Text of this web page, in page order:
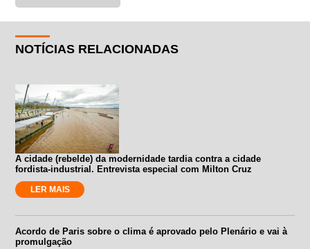
NOTÍCIAS RELACIONADAS
A cidade (rebelde) da modernidade tardia contra a cidade
fordista-industrial. Entrevista especial com Milton Cruz
LER MAIS
Acordo de Paris sobre o clima é aprovado pelo Plenário e vai à
promulgação